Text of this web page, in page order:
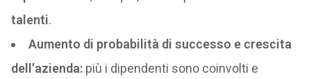
talenti.
Aumento di probabilità di successo e crescita
dell’azienda: più i dipendenti sono coinvolti e